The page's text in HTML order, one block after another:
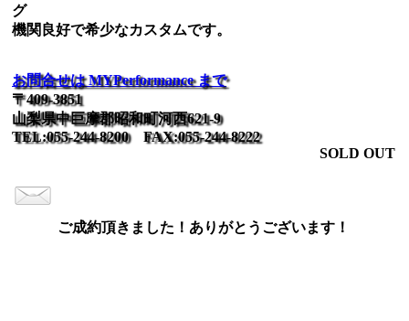
グ
機関良好で希少なカスタムです。
お問合せは MYPerformance まで
〒409-3851
山梨県中巨摩郡昭和町河西621-9
TEL:055-244-8200 FAX:055-244-8222
SOLD OUT
ご成約頂きました！ありがとうございます！